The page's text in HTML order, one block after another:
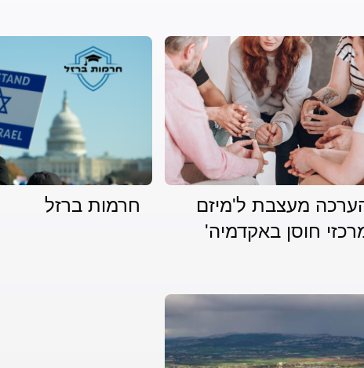
מעצבת ל'מיזם
חוסן באקדמיה'
חרמות ברזל